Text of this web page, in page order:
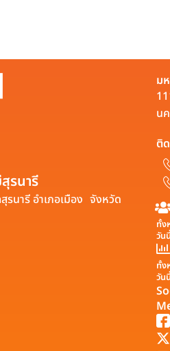
รนารี
นารี อำเภอเมือง จังหวัด
ม
น
ติ
ทั้ง
วัน
ทั้ง
วัน